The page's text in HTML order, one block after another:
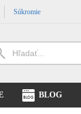
Súkromie
BLOG